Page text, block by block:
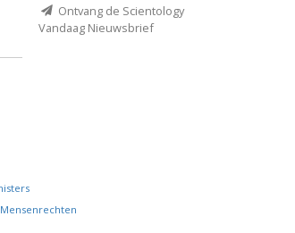
Ontvang de Scientology
Vandaag Nieuwsbrief